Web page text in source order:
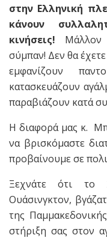
στην Ελληνική
κάνουν
κινήσεις!
Μάλλον
σύμπαν! Δεν θα
εμφανίζουν
κατασκευάζουν
παραβιάζουν κατά
Η διαφορά μας κ.
να βρισκόμαστε
προβαίνουμε σε
Ξεχνάτε ότι
Ουάσινγκτον,
της
στήριξη σας στον